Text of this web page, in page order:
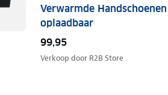
Verwarmde Handschoenen
oplaadbaar
99,95
Verkoop door R2B Store